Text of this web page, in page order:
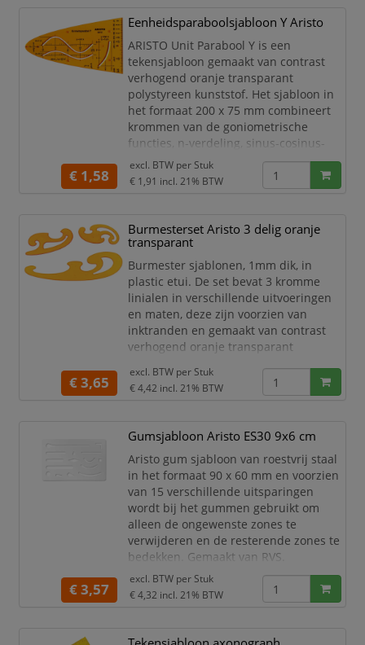
Gemaakt van contrastverhogend
oranje transparant kunststof.
Voor het tekenen van symbolen
van p
Eenheidsparaboolsjabloon Y Aristo
ARISTO Unit Parabool Y is een
tekensjabloon gemaakt van contrast
verhogend oranje transparant
polystyreen kunststof. Het sjabloon in
het formaat 200 x 75 mm combineert
krommen van de goniometrische
functies, n-verdeling, sinus-cosinus-
tangens (E-functie). Het sjabloon is
geschikt voor inktpennen van 0,7 mm,
pigmentliners, fijne potloden en
inktnoppen en voldoet aan de normen
voor microfilmen.
Aristo eenheidsparabool sj
€ 1,58
excl. BTW per Stuk
€ 1,91 incl. 21% BTW
Burmesterset Aristo 3 delig oranje
transparant
Burmester sjablonen, 1mm dik, in
plastic etui. De set bevat 3 kromme
linialen in verschillende uitvoeringen
en maten, deze zijn voorzien van
inktranden en gemaakt van contrast
verhogend oranje transparant
grenzen aan het boogtekenen op
school, opleiding, hobby en werk.
Bevat 3 kromme linialen in
verschillende uitvoeringen en
maten.
Gemaakt van contrastverhogend
oranje transparant kunststof.
Id
€ 3,65
excl. BTW per Stuk
€ 4,42 incl. 21% BTW
Gumsjabloon Aristo ES30 9x6 cm
Aristo gum sjabloon van roestvrij staal
in het formaat 90 x 60 mm en voorzien
van 15 verschillende uitsparingen
wordt bij het gummen gebruikt om
alleen de ongewenste zones te
verwijderen en de resterende zones te
bedekken. Gemaakt van RVS.
Aristo gumsjabloon.
Afmetingen: 9 x 6cm.
€ 3,57
excl. BTW per Stuk
€ 4,32 incl. 21% BTW